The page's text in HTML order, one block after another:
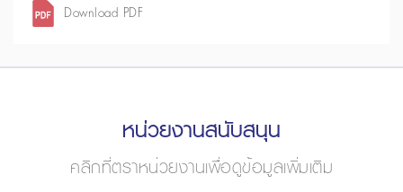
Download PDF
หน่วยงานสนับสนุน
คลิกที่ตราหน่วยงานเพื่อดูข้อมูลเพิ่มเติม